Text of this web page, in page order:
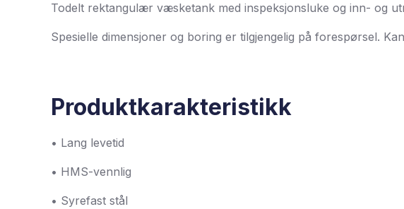
Todelt rektangulær væsketank med inspeksjonsluke og inn- og
Spesielle dimensjoner og boring er tilgjengelig på forespørsel.
Produktkarakteristikk
• Lang levetid
• HMS-vennlig
• Syrefast stål